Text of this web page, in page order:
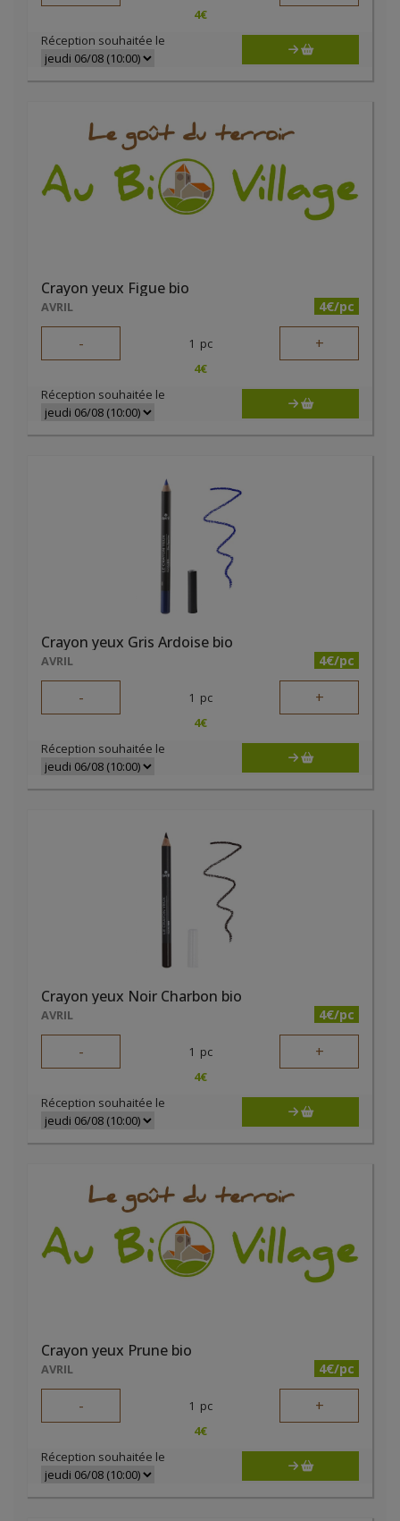
4€
Réception souhaitée le
Crayon yeux Figue bio
AVRIL 4€/pc
- 1 pc +
4€
Réception souhaitée le
Crayon yeux Gris Ardoise bio
AVRIL 4€/pc
- 1 pc +
4€
Réception souhaitée le
Crayon yeux Noir Charbon bio
AVRIL 4€/pc
- 1 pc +
4€
Réception souhaitée le
Crayon yeux Prune bio
AVRIL 4€/pc
- 1 pc +
4€
Réception souhaitée le